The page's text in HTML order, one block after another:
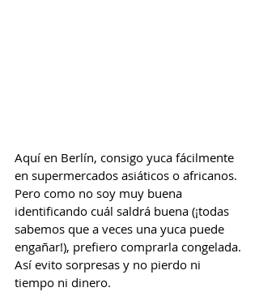
Aquí en Berlín, consigo yuca fácilmente
en supermercados asiáticos o africanos.
Pero como no soy muy buena
identificando cuál saldrá buena (¡todas
sabemos que a veces una yuca puede
engañar!), prefiero comprarla congelada.
Así evito sorpresas y no pierdo ni
tiempo ni dinero.